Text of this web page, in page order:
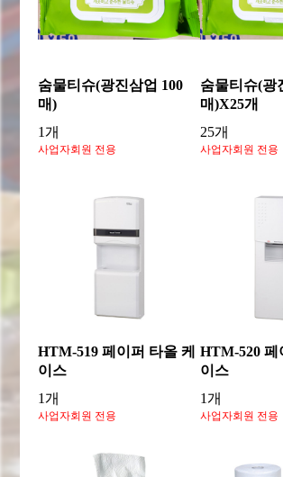
숨물티슈(광진삼업 100
매)
1개
사업자회원 전용
숨물티슈(광
매)X25개
25개
사업자회원 전용
HTM-519 페이퍼 타올 케
이스
1개
사업자회원 전용
HTM-520 페
이스
1개
사업자회원 전용